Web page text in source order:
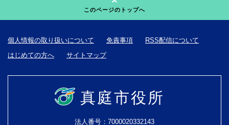
このページのトップへ
個人情報の取り扱いについて 免責事項
RSS配信について
はじめての方へ
サイトマップ
真庭市役所
法人番号：7000020332143